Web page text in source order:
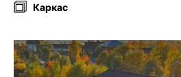
Каркас